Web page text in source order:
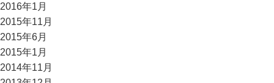
2016年1月
2015年11月
2015年6月
2015年1月
2014年11月